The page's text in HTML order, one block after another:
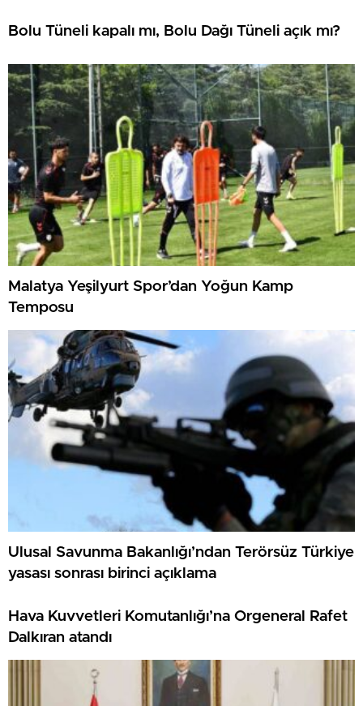
Bolu Tüneli kapalı mı, Bolu Dağı Tüneli açık mı?
Malatya Yeşilyurt Spor’dan Yoğun Kamp
Temposu
Ulusal Savunma Bakanlığı’ndan Terörsüz Türkiye
yasası sonrası birinci açıklama
Hava Kuvvetleri Komutanlığı’na Orgeneral Rafet
Dalkıran atandı